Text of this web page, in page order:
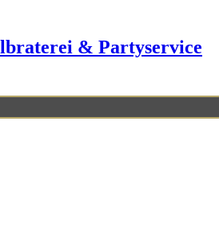
& Partyservice